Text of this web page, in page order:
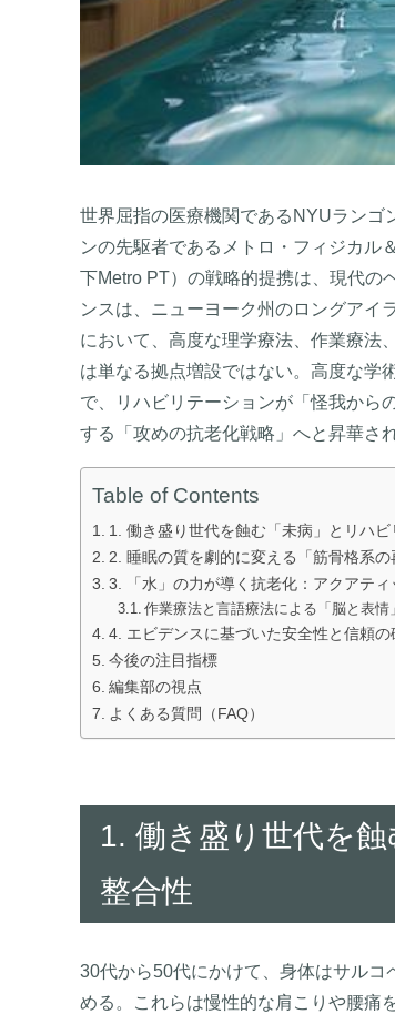
世界屈指の医療機関であるNYUランゴ
ンの先駆者であるメトロ・フィジカル
下Metro PT）の戦略的提携は、現代
ンスは、ニューヨーク州のロングアイ
において、高度な理学療法、作業療法
は単なる拠点増設ではない。高度な学
で、リハビリテーションが「怪我から
する「攻めの抗老化戦略」へと昇華さ
Table of Contents
1. 働き盛り世代を蝕む「未病」とリハ
2. 睡眠の質を劇的に変える「筋骨格系の
3. 「水」の力が導く抗老化：アクアテ
作業療法と言語療法による「脳と表
4. エビデンスに基づいた安全性と信頼の
今後の注目指標
編集部の視点
よくある質問（FAQ）
1. 働き盛り世代を
整合性
30代から50代にかけて、身体はサル
める。これらは慢性的な肩こりや腰痛